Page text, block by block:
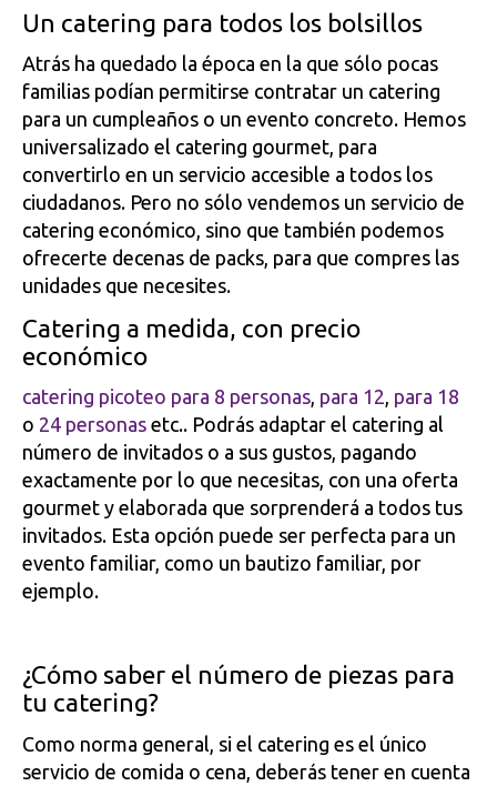
Un catering para todos los bolsillos
Atrás ha quedado la época en la que sólo pocas
familias podían permitirse contratar un catering
para un cumpleaños o un evento concreto. Hemos
universalizado el catering gourmet, para
convertirlo en un servicio accesible a todos los
ciudadanos. Pero no sólo vendemos un servicio de
catering económico, sino que también podemos
ofrecerte decenas de packs, para que compres las
unidades que necesites.
Catering a medida, con precio
económico
catering picoteo para 8 personas, para 12, para 18
o 24 personas etc.. Podrás adaptar el catering al
número de invitados o a sus gustos, pagando
exactamente por lo que necesitas, con una oferta
gourmet y elaborada que sorprenderá a todos tus
invitados. Esta opción puede ser perfecta para un
evento familiar, como un bautizo familiar, por
ejemplo.
¿Cómo saber el número de piezas para
tu catering?
Como norma general, si el catering es el único
servicio de comida o cena, deberás tener en cuenta